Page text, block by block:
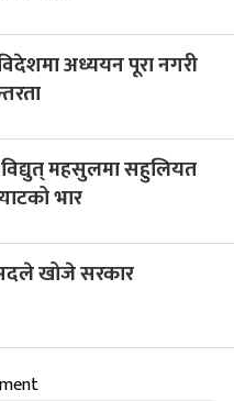
अध्ययन पूरा नगरी
विद्युत् महसुलमा सहुलियत
भार
खोजे सरकार